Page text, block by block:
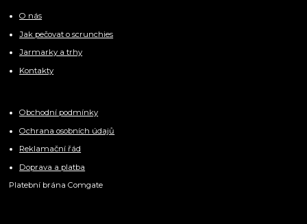
O nás
Jak pečovat o scrunchies
Jarmarky a trhy
Kontakty
Obchodní podmínky
Ochrana osobních údajů
Reklamační řád
Doprava a platba
Platební brána Comgate